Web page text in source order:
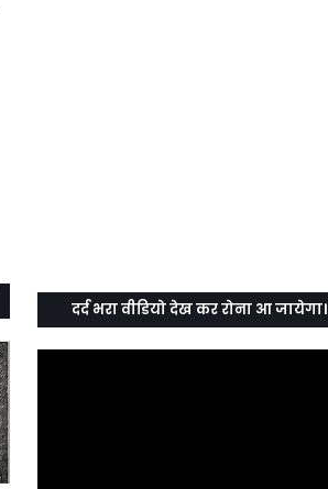
दर्द भरा वीडियो देख कर रोना आ जायेगा।